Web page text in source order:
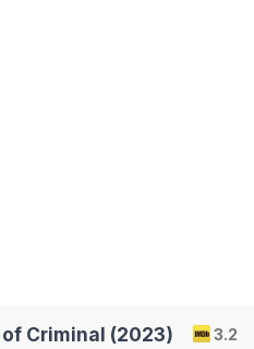
3.2
Criminal (2023)